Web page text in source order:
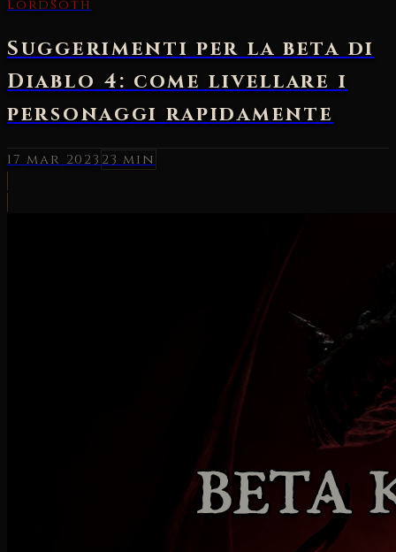
LordSoth
Suggerimenti per la beta di
Diablo 4: come livellare i
personaggi rapidamente
17 mar 2023 23 min